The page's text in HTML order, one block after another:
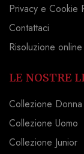
Privacy e Cookie
Contattaci
Risoluzione
LE NOSTRE
Collezione Donna
Collezione Uomo
Collezione Junior